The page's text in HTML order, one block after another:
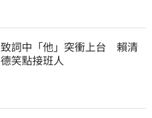
致詞中「他」突衝上台　賴清
德笑點接班人